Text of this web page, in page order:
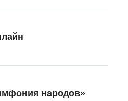
народов»